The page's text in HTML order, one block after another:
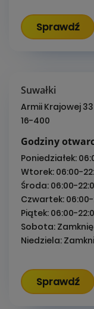
Sprawdź
Suwałki
Armii Krajowej 33
16-400
Godziny
Poniedziałek:
Wtorek: 06:00-
Środa: 06:00-
Czwartek:
Piątek: 06:00-
Sobota:
Niedziela:
Sprawdź